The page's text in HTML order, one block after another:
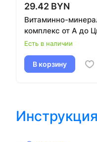
29.42 BYN
Витаминно-
комплекс от А до
Есть в наличии
В корзину